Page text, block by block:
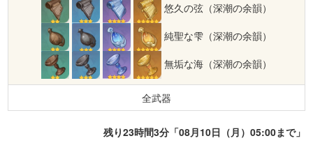
悠久の弦（深潮の余韻）
純聖な雫（深潮の余韻）
無垢な海（深潮の余韻）
全武器
残り23時間3分「08月10日（月）05:00まで」